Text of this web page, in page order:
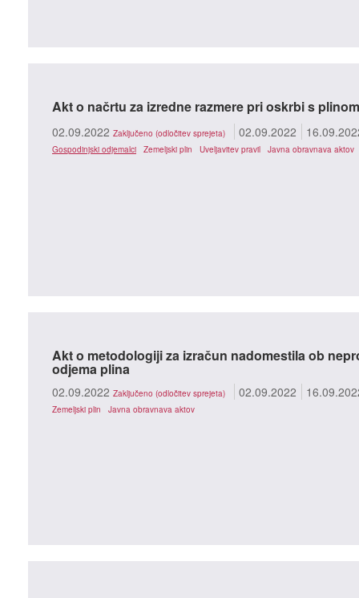
Akt o načrtu za izredne razmere pri oskrbi s plinom
02.09.2022 Zaključeno (odločitev sprejeta) 02.09.2022
Gospodinjski odjemalci Zemeljski plin Uveljavitev pravil Javna obravnava aktov
Akt o metodologiji za izračun nadomestila ob
odjema plina
02.09.2022 Zaključeno (odločitev sprejeta) 02.09.2022
Zemeljski plin Javna obravnava aktov